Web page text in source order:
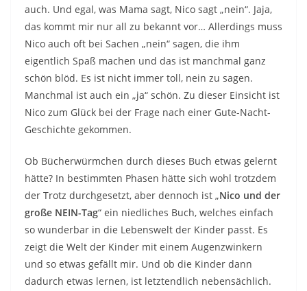
auch. Und egal, was Mama sagt, Nico sagt „nein“. Jaja,
das kommt mir nur all zu bekannt vor… Allerdings muss
Nico auch oft bei Sachen „nein“ sagen, die ihm
eigentlich Spaß machen und das ist manchmal ganz
schön blöd. Es ist nicht immer toll, nein zu sagen.
Manchmal ist auch ein „ja“ schön. Zu dieser Einsicht ist
Nico zum Glück bei der Frage nach einer Gute-Nacht-
Geschichte gekommen.
Ob Bücherwürmchen durch dieses Buch etwas gelernt
hätte? In bestimmten Phasen hätte sich wohl trotzdem
der Trotz durchgesetzt, aber dennoch ist „Nico und der
große NEIN-Tag“ ein niedliches Buch, welches einfach
so wunderbar in die Lebenswelt der Kinder passt. Es
zeigt die Welt der Kinder mit einem Augenzwinkern
und so etwas gefällt mir. Und ob die Kinder dann
dadurch etwas lernen, ist letztendlich nebensächlich.